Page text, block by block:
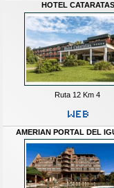
HOTEL CATARATAS
Ruta 12 Km 4
AMERIAN PORTAL DEL